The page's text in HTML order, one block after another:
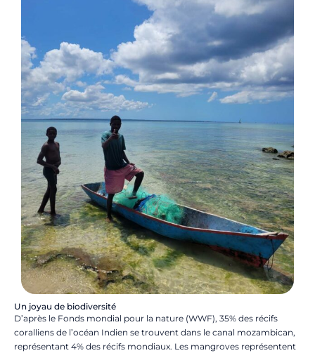
Un joyau de biodiversité
D’après le Fonds mondial pour la nature (WWF), 35% des récifs
coralliens de l’océan Indien se trouvent dans le canal mozambican,
représentant 4% des récifs mondiaux. Les mangroves représentent